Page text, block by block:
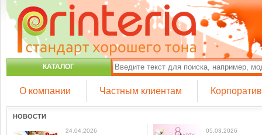
КАТАЛОГ
О компании Частным клиентам
НОВОСТИ
24.04.2026 05.03.2026